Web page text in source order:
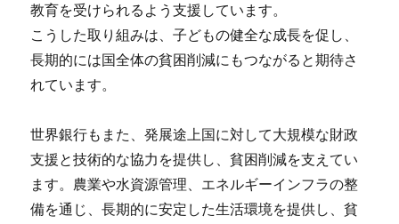
教育を受けられるよう支援しています。
こうした取り組みは、子どもの健全な成長を促し、
長期的には国全体の貧困削減にもつながると期待さ
れています。
世界銀行もまた、発展途上国に対して大規模な財政
支援と技術的な協力を提供し、貧困削減を支えてい
ます。農業や水資源管理、エネルギーインフラの整
備を通じ、長期的に安定した生活環境を提供し、貧